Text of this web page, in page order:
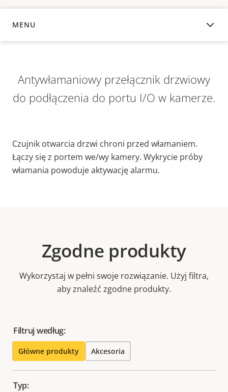
MENU
INFORMACJE OGÓLNE
Antywłamaniowy przełącznik drzwiowy
do podłączenia do portu I/O w kamerze.
Czujnik otwarcia drzwi chroni przed włamaniem.
Łączy się z portem we/wy kamery. Wykrycie próby
włamania powoduje aktywację alarmu.
Zgodne produkty
Wykorzystaj w pełni swoje rozwiązanie. Użyj filtra,
aby znaleźć zgodne produkty.
Filtruj według:
Główne produkty Akcesoria
Typ: